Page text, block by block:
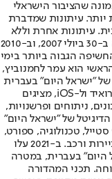
שהציבור הישראלי
יותר. עיתונות שמדברת
עיתונות אחרת וללא
תשלום. המהדורה המודפסת הראשונה פורסמה ב-30 ביולי 2007, וב-2010
הגבוה ביותר בימי
הוא עמר לחמנוביץ,
"ישראל היום" בעברית
ובאנגלית, כמו כן היישומונים (אפליקציות) לאנדרואיד ול-iOS, מציגים
ניתוחים ופרשנויות,
של "ישראל היום"
טכנולוגיה, ספורט,
כלכלה וצרכנות, בריאות, חיילים, אוכל, יהדות, תיירות ורכב. ב-2021 עלו
היום" בעברית, במטרה
תכני המהדורה